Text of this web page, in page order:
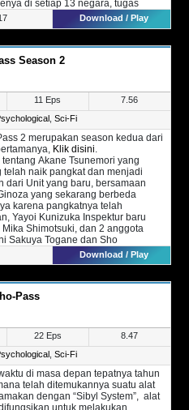
karena telah menyelamatkan
yang dirugikan karena penjahat
lain ia terlalu banyak
mena.
tersebut kini memancing
“L” yang kini membantu
jepang guna menangkap dan
tentang Kira.
Cerita antara Light dengan Death
adu kecerdasan berhadapan secara
dengan L serta melawan orang-
menghalanginya tersebut.
di setiap 13 negara, tugas
agen itu adalah mengawasi
ACCA di setiap negara bagian dan
Ibukota.
kerjaaan Dowa mengalami
Jean Otus pun di
memriksa 13 cabang negara
yang ia temukan ketiga
Dari sinilah cerita dimulai.
Download / Play
Season 2
11 Eps
7.56
Sci-Fi
2 merupakan season kedua dari
Klik disini
tentang Akane Tsunemori yang
telah naik pangkat dan menjadi
dari Unit yang baru, bersamaan
yang sekarang berbeda
karena pangkatnya telah
Yayoi Kunizuka Inspektur baru
Shimotsuki, dan 2 anggota
Sakuya Togane dan Sho
mereka harus melawan seseorang
mereka harus melawan
bernama Kirito Kamui yang memiliki
penggunaan Dominators tak bisa
adanya kejahatan dan tingkat
hal ini membuat para inspektur
kewalahan dibuatnya.
lagi kamui yang keberadaannya
seperti hantu yang datang
tiba-tiba tanpa jejak. Dan banyak
Download / Play
Pass
22 Eps
8.47
Sci-Fi
di masa depan tepatnya tahun
telah ditemukannya suatu alat
dengan “Sibyl System”, alat
untuk melakukan